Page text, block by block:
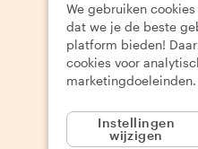
2026 Withlocals.com
We gebruiken
dat we je de beste
platform bieden!
cookies voor
marketingdoeleinden.
Instellingen
wijzigen